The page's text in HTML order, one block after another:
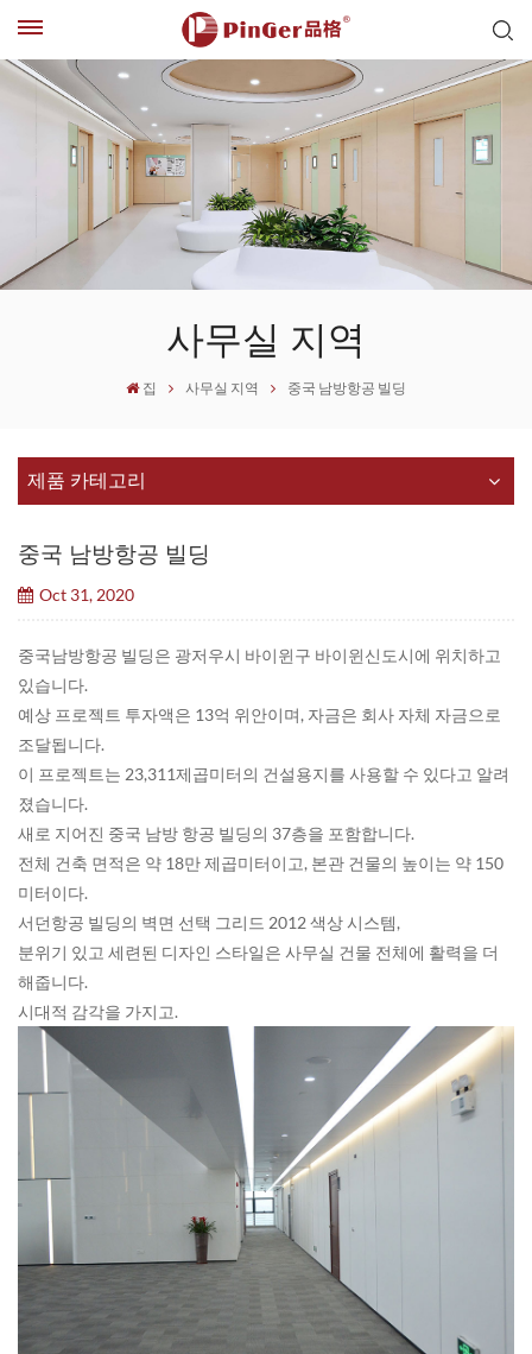
사무실 지역
집 사무실 지역 중국 남방항공 빌딩
제품 카테고리
중국 남방항공 빌딩
Oct 31, 2020
중국남방항공 빌딩은 광저우시 바이윈구 바이윈신도시에 위치하고
있습니다.
예상 프로젝트 투자액은 13억 위안이며, 자금은 회사 자체 자금으로
조달됩니다.
이 프로젝트는 23,311제곱미터의 건설용지를 사용할 수 있다고 알려
졌습니다.
새로 지어진 중국 남방 항공 빌딩의 37층을 포함합니다.
전체 건축 면적은 약 18만 제곱미터이고, 본관 건물의 높이는 약 150
미터이다.
서던항공 빌딩의 벽면 선택 그리드 2012 색상 시스템,
분위기 있고 세련된 디자인 스타일은 사무실 건물 전체에 활력을 더
해줍니다.
시대적 감각을 가지고.